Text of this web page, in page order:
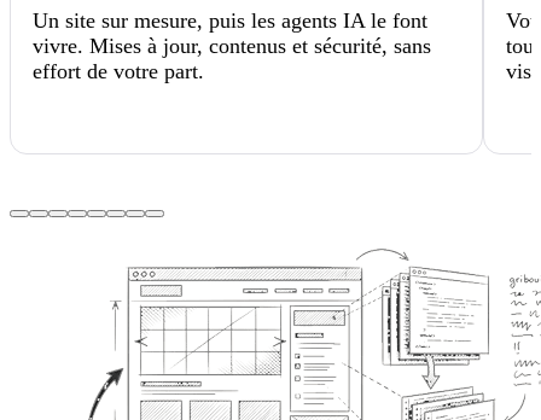
Un site sur mesure, puis les agents IA le font
vivre. Mises à jour, contenus et sécurité, sans
effort de votre part.